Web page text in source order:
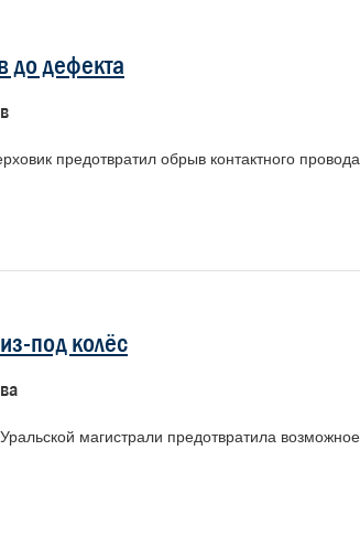
до дефекта
предотвратил обрыв контактного провода
под колёс
магистрали предотвратила возможное